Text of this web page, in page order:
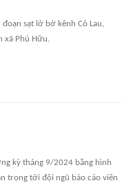
sạt lở bờ kênh Cỏ Lau,
xã Phú Hữu.
kỳ tháng 9/2024 bằng hình
trọng tới đội ngũ báo cáo viên